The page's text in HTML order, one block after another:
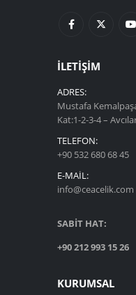
İLETIŞIM
ADRES:
Mustafa
Kat:1-2-3-4 –
TELEFON:
+90 532 680 68 45
E-MAIL:
info@ceacelik.com
SABİT HAT:
+90 212 993 15 26
KURUMSAL